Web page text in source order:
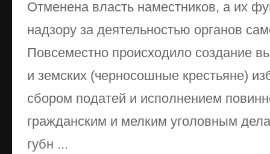
Отменена власть наместников, а их
надзору за деятельностью органов
Повсеместно происходило создание
и земских (черносошные крестьяне)
сбором податей и исполнением
гражданским и мелким уголовным
губн ...